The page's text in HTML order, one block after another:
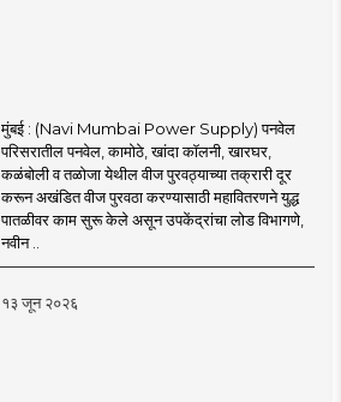
मुंबई : (Navi Mumbai Power Supply) पनवेल
परिसरातील पनवेल, कामोठे, खांदा कॉलनी, खारघर,
कळंबोली व तळोजा येथील वीज पुरवठ्याच्या तक्रारी दूर
करून अखंडित वीज पुरवठा करण्यासाठी महावितरणने युद्ध
पातळीवर काम सुरू केले असून उपकेंद्रांचा लोड विभागणे,
नवीन ..
१३ जून २०२६